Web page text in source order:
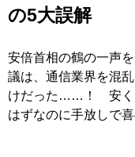
の5大誤解
安倍首相の鶴の一声
議は、通信業界を混
けだった……！ 安く
はずなのに手放しで